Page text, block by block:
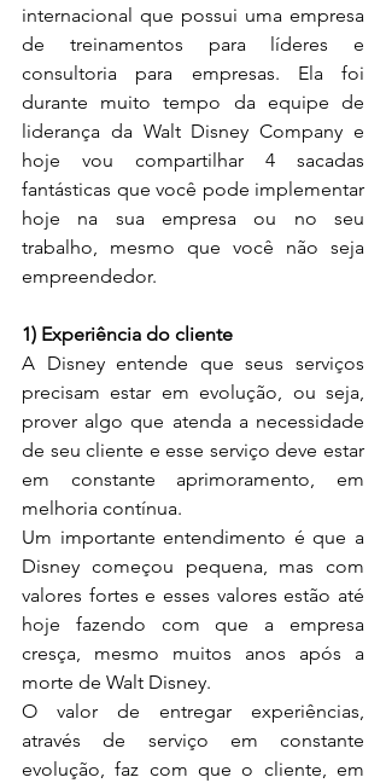
internacional que possui uma empresa
de treinamentos para líderes e
consultoria para empresas. Ela foi
durante muito tempo da equipe de
liderança da Walt Disney Company e
hoje vou compartilhar 4 sacadas
fantásticas que você pode implementar
hoje na sua empresa ou no seu
trabalho, mesmo que você não seja
empreendedor.
1) Experiência do cliente
A Disney entende que seus serviços
precisam estar em evolução, ou seja,
prover algo que atenda a necessidade
de seu cliente e esse serviço deve estar
em constante aprimoramento, em
melhoria contínua.
Um importante entendimento é que a
Disney começou pequena, mas com
valores fortes e esses valores estão até
hoje fazendo com que a empresa
cresça, mesmo muitos anos após a
morte de Walt Disney.
O valor de entregar experiências,
através de serviço em constante
evolução, faz com que o cliente, em